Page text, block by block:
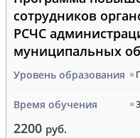
сотрудников
РСЧС
муниципальных
Уровень образования
Время обучения
2200 руб.